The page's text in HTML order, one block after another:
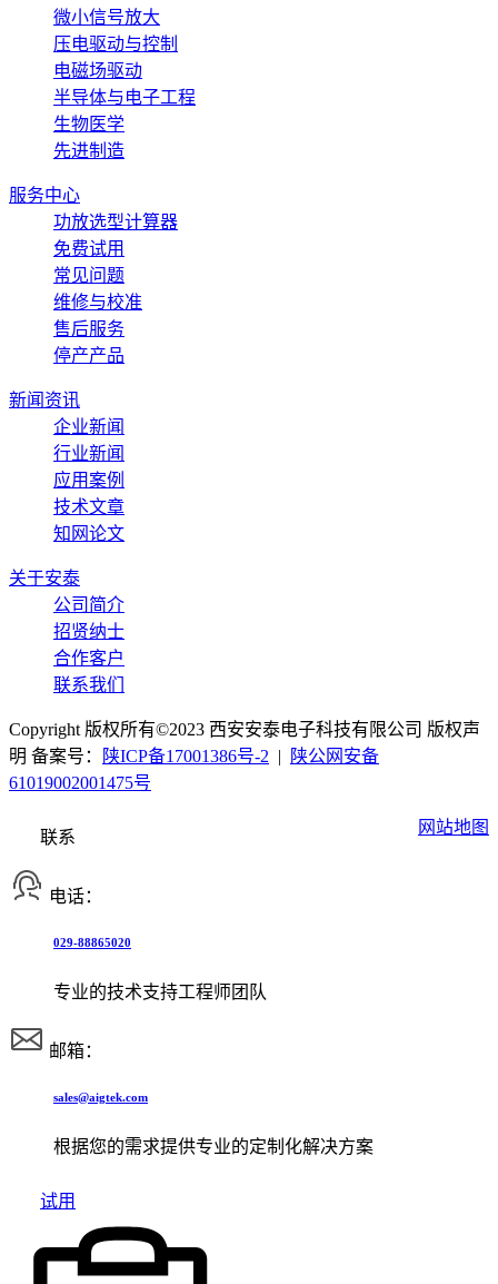
微小信号放大
压电驱动与控制
电磁场驱动
半导体与电子工程
生物医学
先进制造
服务中心
功放选型计算器
免费试用
常见问题
维修与校准
售后服务
停产产品
新闻资讯
企业新闻
行业新闻
应用案例
技术文章
知网论文
关于安泰
公司简介
招贤纳士
合作客户
联系我们
Copyright 版权所有©2023 西安安泰电子科技有限公司 版权声
明 备案号：
陕ICP备17001386号-2 |
陕公网安备
61019002001475号
网站地图
联系
电话：
029-88865020
专业的技术支持工程师团队
邮箱：
sales@aigtek.com
根据您的需求提供专业的定制化解决方案
试用